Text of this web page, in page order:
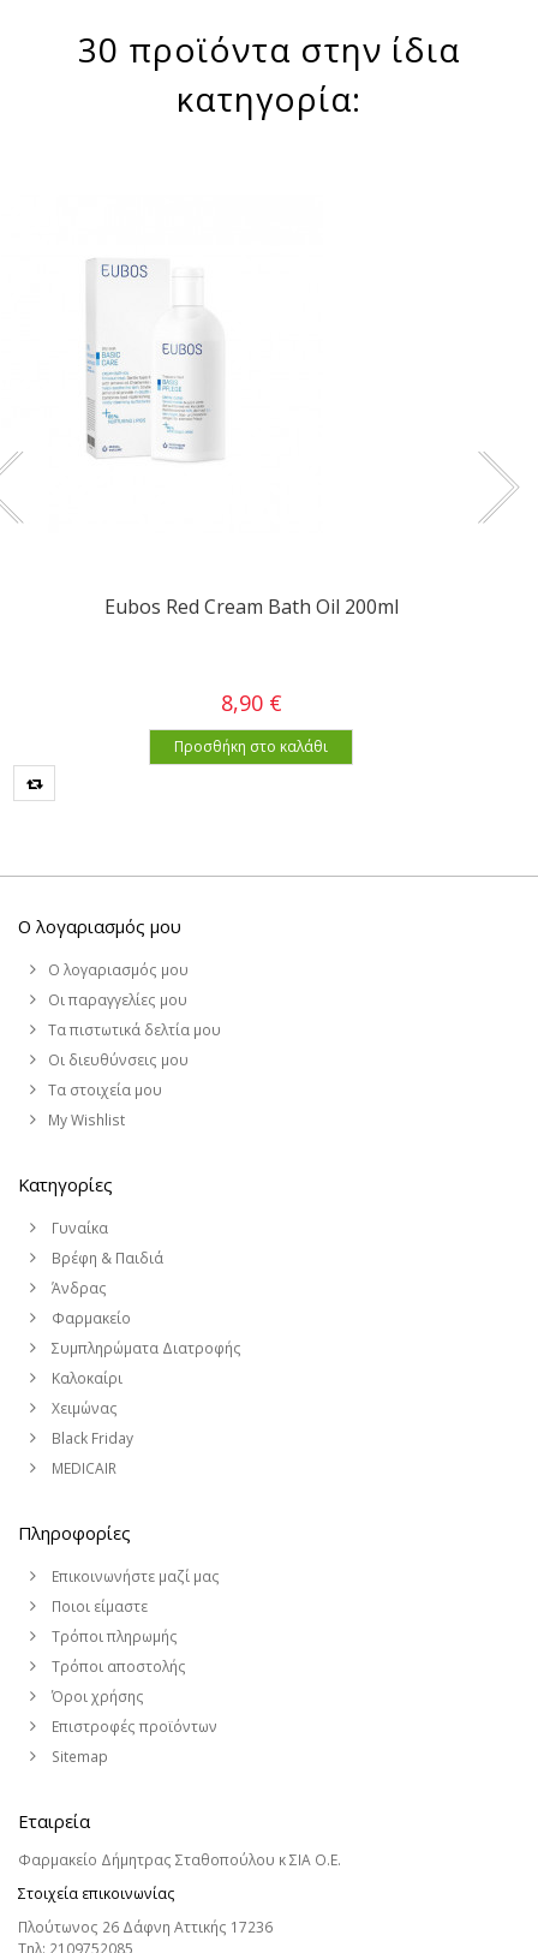
30 προϊόντα στην ίδια
κατηγορία:
Eubos Red Cream Bath Oil 200ml
8,90 €
Προσθήκη στο καλάθι
Ο λογαριασμός μου
Ο λογαριασμός μου
Οι παραγγελίες μου
Τα πιστωτικά δελτία μου
Οι διευθύνσεις μου
Τα στοιχεία μου
My Wishlist
Κατηγορίες
Γυναίκα
Βρέφη & Παιδιά
Άνδρας
Φαρμακείο
Συμπληρώματα Διατροφής
Καλοκαίρι
Χειμώνας
Black Friday
MEDICAIR
Πληροφορίες
Επικοινωνήστε μαζί μας
Ποιοι είμαστε
Τρόποι πληρωμής
Τρόποι αποστολής
Όροι χρήσης
Επιστροφές προϊόντων
Sitemap
Εταιρεία
Φαρμακείο Δήμητρας Σταθοπούλου κ ΣΙΑ Ο.Ε.
Στοιχεία επικοινωνίας
Πλούτωνος 26 Δάφνη Αττικής 17236